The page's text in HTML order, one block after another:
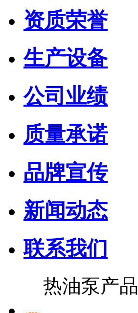
资质荣誉
生产设备
公司业绩
质量承诺
品牌宣传
新闻动态
联系我们
热油泵产品